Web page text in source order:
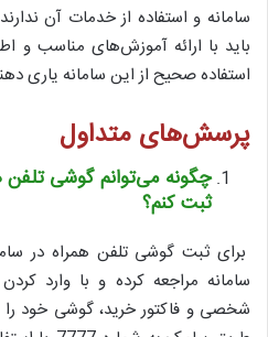
سامانه و استفاده از خدمات آن
باید با ارائه آموزش‌های مناسب و
استفاده صحیح از این سامانه یاری
پرسش‌های متداول
چگونه می‌توانم گوشی تلفن
ثبت کنم؟
برای ثبت گوشی تلفن همراه در
سامانه مراجعه کرده و با وارد
شخصی و فاکتور خرید، گوشی خود را